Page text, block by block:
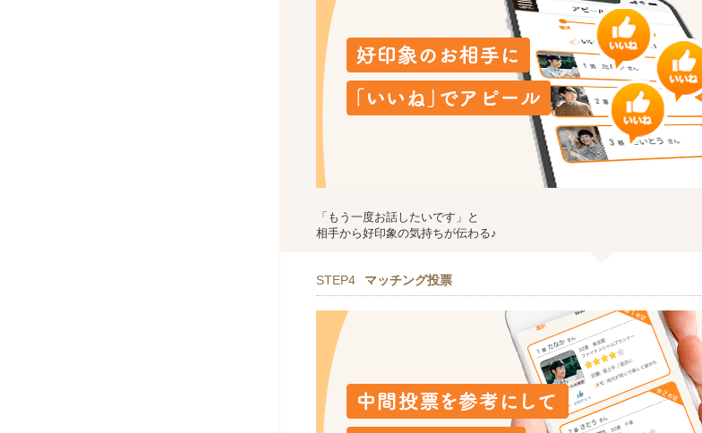
「もう一度お話したいです」と
相手から好印象の気持ちが伝わる♪
STEP4 マッチング投票